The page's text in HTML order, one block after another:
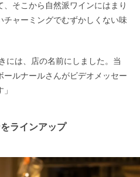
そこから自然派ワインにはまり
チャーミングでむずかしくない味
には、店の名前にしました。当
ルナールさんがビデオメッセー
ラインアップ